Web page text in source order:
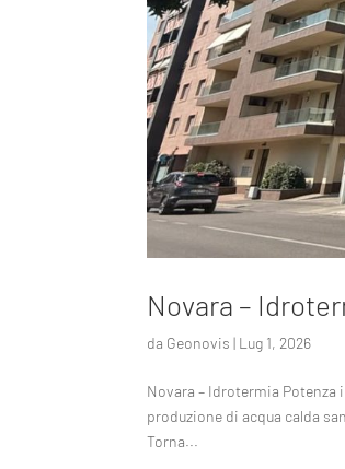
Novara –
da Geonovis | Lug 1, 2026
Novara – Idrotermia
produzione di acqua calda
Torna...